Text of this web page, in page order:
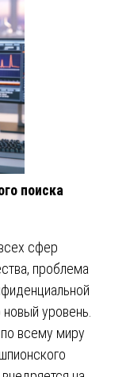
поиска
сфер
проблема
уровень.
всему миру